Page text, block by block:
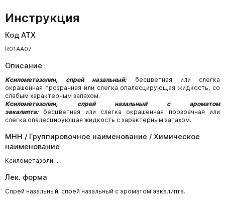
Инструкция
Код АТХ
R01AA07
Описание
Ксилометазолин, спрей назальный:бесцветная или слегка
окрашенная прозрачная или слегка опалесцирующая жидкость, со
слабым характерным запахом.
Ксилометазолин, спрей назальный с ароматом
эвкалипта:бесцветная или слегка окрашенная прозрачная или
слегка опалесцирующая жидкость с характерным запахом.
МНН / Группировочное наименование / Химическое
наименование
Ксилометазолин.
Лек. форма
Спрей назальный; спрей назальный с ароматом эвкалипта.